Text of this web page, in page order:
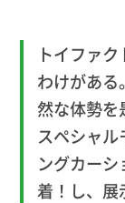
トイファ
わけがある
然な体勢を
スペシャ
ングカー
着！し、展